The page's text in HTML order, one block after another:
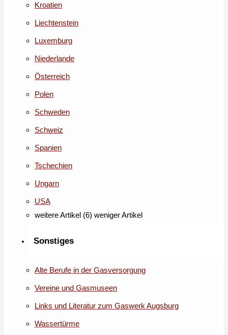
Kroatien
Liechtenstein
Luxemburg
Niederlande
Österreich
Polen
Schweden
Schweiz
Spanien
Tschechien
Ungarn
USA
weitere Artikel (6) weniger Artikel
Sonstiges
Alte Berufe in der Gasversorgung
Vereine und Gasmuseen
Links und Literatur zum Gaswerk Augsburg
Wassertürme